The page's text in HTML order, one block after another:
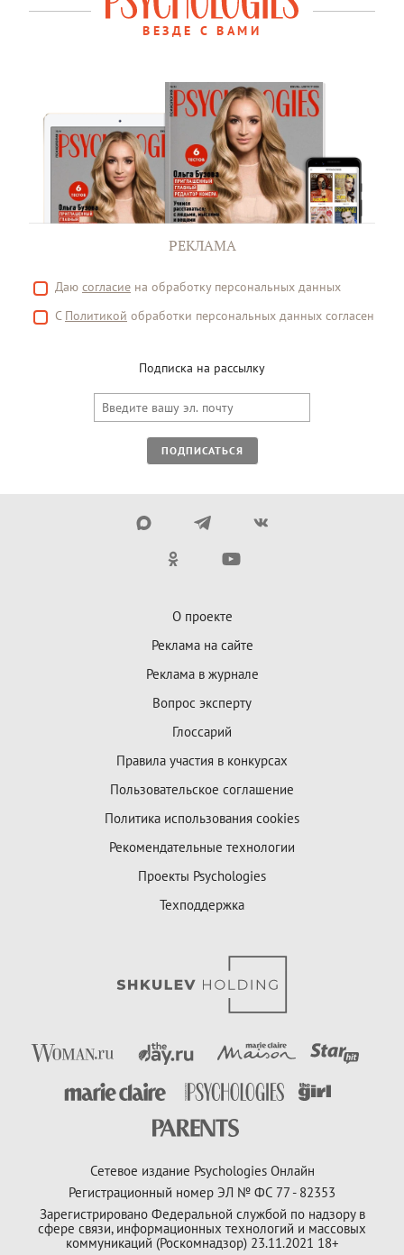
ВЕЗДЕ С ВАМИ
РЕКЛАМА
Даю согласие на обработку персональных данных
С Политикой обработки персональных данных согласен
Подписка на рассылку
ПОДПИСАТЬСЯ
О проекте
Реклама на сайте
Реклама в журнале
Вопрос эксперту
Глоссарий
Правила участия в конкурсах
Пользовательское соглашение
Политика использования cookies
Рекомендательные технологии
Проекты Psychologies
Техподдержка
Сетевое издание Psychologies Онлайн
Регистрационный номер ЭЛ № ФС 77 - 82353
Зарегистрировано Федеральной службой по надзору в
сфере связи, информационных технологий и массовых
коммуникаций (Роскомнадзор) 23.11.2021 18+